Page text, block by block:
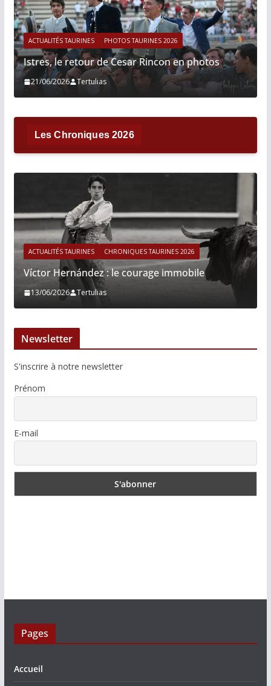
ACTUALITÉS TAURINES PHOTOS TAURINES 2026
Istres, le retour de Cesar Rincon en photos
21/06/2026 Tertulias
Les Chroniques 2026
ACTUALITÉS TAURINES CHRONIQUES TAURINES 2026
Víctor Hernández : le courage immobile
13/06/2026 Tertulias
Newsletter
S'inscrire à notre newsletter
Prénom
E-mail
Pages
Accueil